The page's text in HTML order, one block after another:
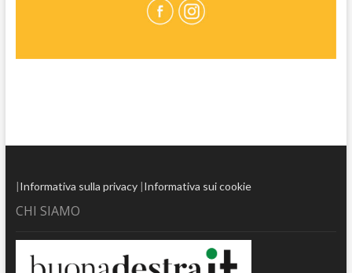
|Informativa sulla privacy|Informativa sui cookie
CHI SIAMO